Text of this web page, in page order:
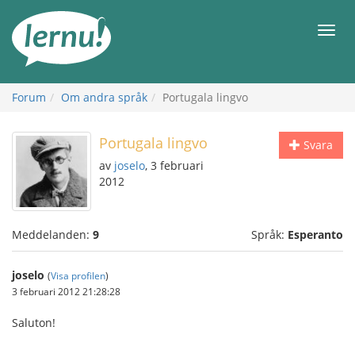
sidans
innehåll
Meny
Forum Om andra språk Portugala lingvo
Svara
Portugala lingvo
av joselo, 3 februari
2012
Meddelanden: 9 Språk: Esperanto
joselo (Visa profilen)
3 februari 2012 21:28:28
Saluton!